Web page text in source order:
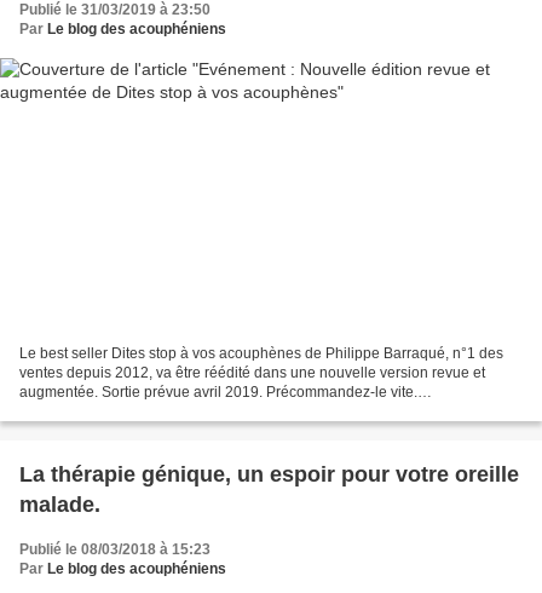
Publié le 31/03/2019 à 23:50
Par Le blog des acouphéniens
Le best seller Dites stop à vos acouphènes de Philippe Barraqué, n°1 des
ventes depuis 2012, va être réédité dans une nouvelle version revue et
augmentée. Sortie prévue avril 2019. Précommandez-le vite.
La thérapie génique, un espoir pour votre oreille
malade.
Publié le 08/03/2018 à 15:23
Par Le blog des acouphéniens